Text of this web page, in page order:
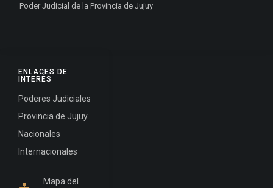
ENLACES DE
INTERÉS
Poderes Judiciales
Provincia de Jujuy
Nacionales
Internacionales
Mapa del
Poder Judicial de la Provincia de Jujuy